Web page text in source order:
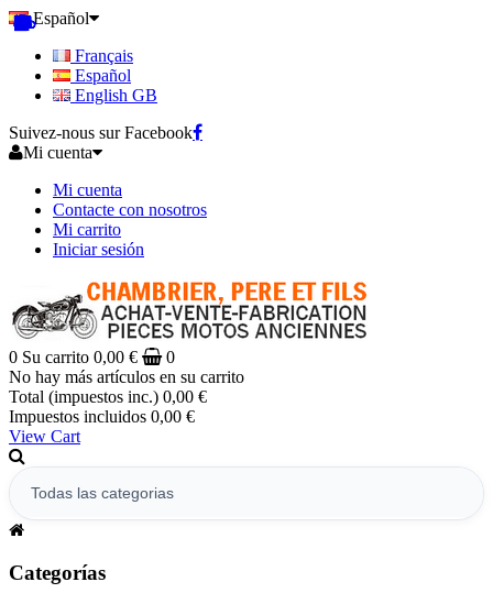
Español
Français
Español
English GB
Suivez-nous sur Facebook
Mi cuenta
Mi cuenta
Contacte con nosotros
Mi carrito
Iniciar sesión
0 Su carrito 0,00 €
0
No hay más artículos en su carrito
Total (impuestos inc.) 0,00 €
Impuestos incluidos 0,00 €
View Cart
Categorías